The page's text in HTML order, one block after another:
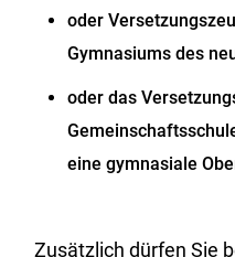
oder
Gymnasiums des
oder das
eine gymnasiale
Zusätzlich dürfen Sie